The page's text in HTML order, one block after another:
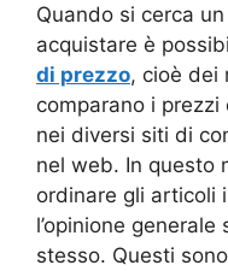
Quando si cerca
acquistare è
di prezzo, cioè dei
comparano i
nei diversi siti di
nel web. In questo
ordinare gli articoli
l’opinione
stesso. Questi